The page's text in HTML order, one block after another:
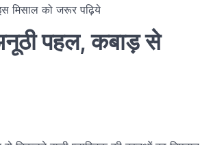
मिसाल को जरूर पढ़िये
पहल, कबाड़ से